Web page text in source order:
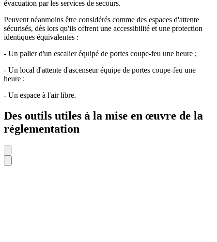
évacuation par les services de secours.
Peuvent néanmoins être considérés comme des espaces d'attente
sécurisés, dès lors qu'ils offrent une accessibilité et une protection
identiques équivalentes :
- Un palier d'un escalier équipé de portes coupe-feu une heure ;
- Un local d'attente d'ascenseur équipe de portes coupe-feu une
heure ;
- Un espace à l'air libre.
Des outils utiles à la mise en œuvre de la
réglementation